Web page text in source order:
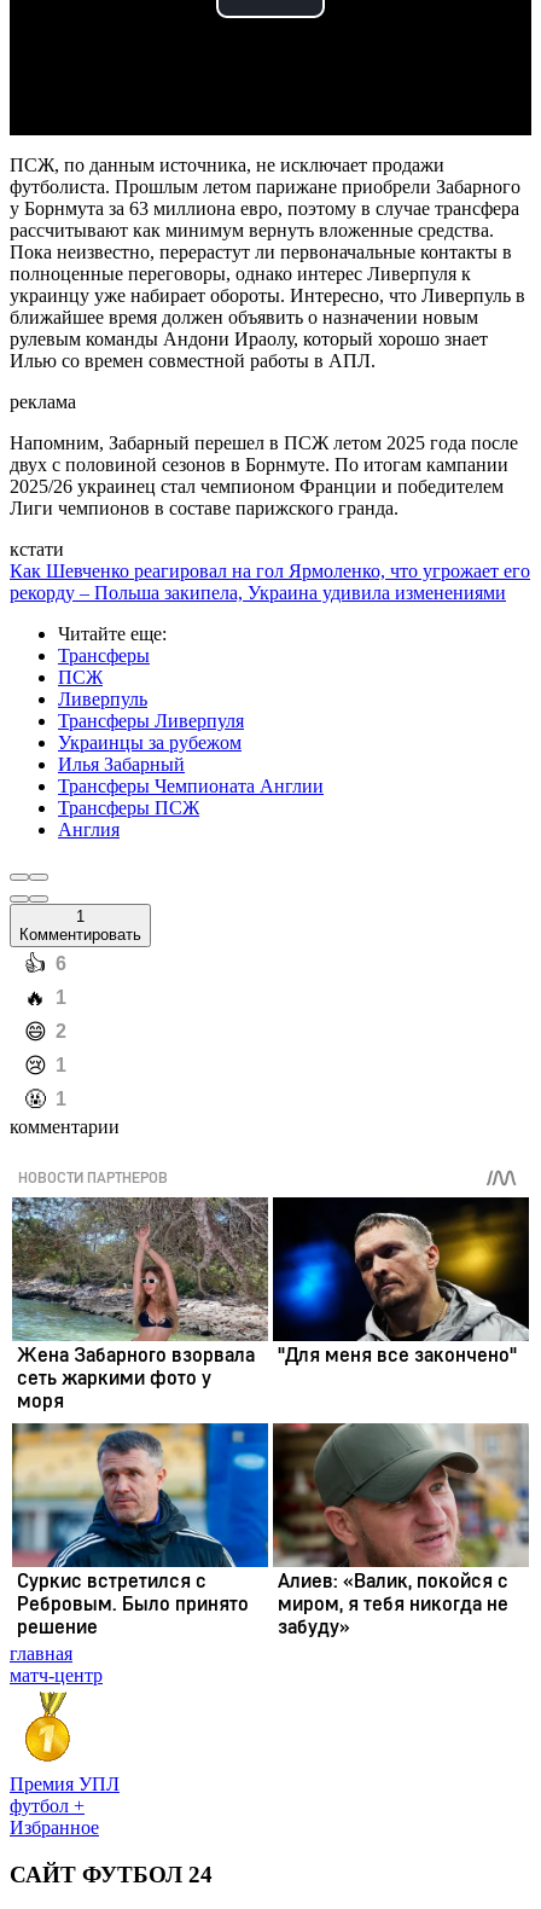
Play
ПСЖ, по данным источника, не исключает продажи
футболиста. Прошлым летом парижане приобрели Забарного
у Борнмута за 63 миллиона евро, поэтому в случае трансфера
рассчитывают как минимум вернуть вложенные средства.
Пока неизвестно, перерастут ли первоначальные контакты в
полноценные переговоры, однако интерес Ливерпуля к
украинцу уже набирает обороты. Интересно, что Ливерпуль в
ближайшее время должен объявить о назначении новым
рулевым команды Андони Ираолу, который хорошо знает
Илью со времен совместной работы в АПЛ.
реклама
Напомним, Забарный перешел в ПСЖ летом 2025 года после
двух с половиной сезонов в Борнмуте. По итогам кампании
2025/26 украинец стал чемпионом Франции и победителем
Лиги чемпионов в составе парижского гранда.
кстати
Как Шевченко реагировал на гол Ярмоленко, что угрожает его
рекорду – Польша закипела, Украина удивила изменениями
Читайте еще:
Трансферы
ПСЖ
Ливерпуль
Трансферы Ливерпуля
Украинцы за рубежом
Илья Забарный
Трансферы Чемпионата Англии
Трансферы ПСЖ
Англия
1
Комментировать
️👍 6
️🔥 1
️😄 2
️😢 1
️🤬 1
комментарии
главная
матч-центр
Премия УПЛ
футбол +
Избранное
САЙТ ФУТБОЛ 24